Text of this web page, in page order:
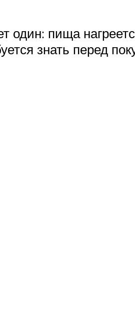
один: пища
знать перед